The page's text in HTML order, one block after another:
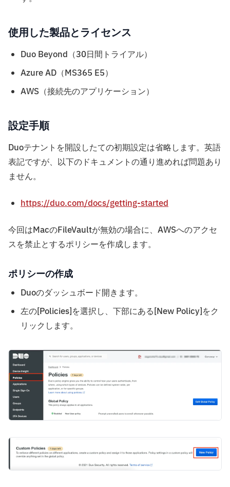
使用した製品とライセンス
Duo Beyond（30日間トライアル）
Azure AD（MS365 E5）
AWS（接続先のアプリケーション）
設定手順
Duoテナントを開設したての初期設定は省略します。英語
表記ですが、以下のドキュメントの通り進めれば問題あり
ません。
https://duo.com/docs/getting-started
今回はMacのFileVaultが無効の場合に、AWSへのアクセ
スを禁止とするポリシーを作成します。
ポリシーの作成
Duoのダッシュボード開きます。
左の[Policies]を選択し、下部にある[New Policy]をク
リックします。